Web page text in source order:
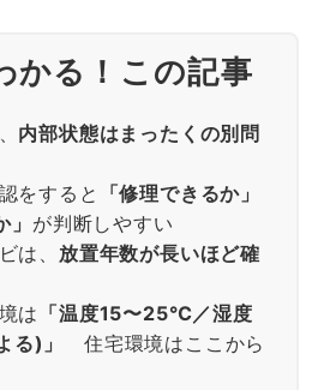
かる！この記事
内部状態はまったくの別問
をすると
「修理できるか」
が判断しやすい
は、 放置年数が長いほど確
は 「温度15〜25℃／湿度
)」
住宅環境はここから